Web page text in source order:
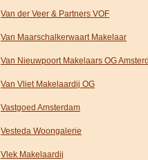
Van der Veer & Partners VOF
Van Maarschalkerwaart Makelaar
Van Nieuwpoort Makelaars OG
Van Vliet Makelaardij OG
Vastgoed Amsterdam
Vesteda Woongalerie
Vlek Makelaardij